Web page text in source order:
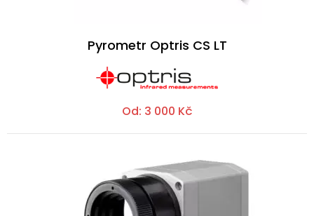
Pyrometr Optris CS LT
Od: 3 000 Kč